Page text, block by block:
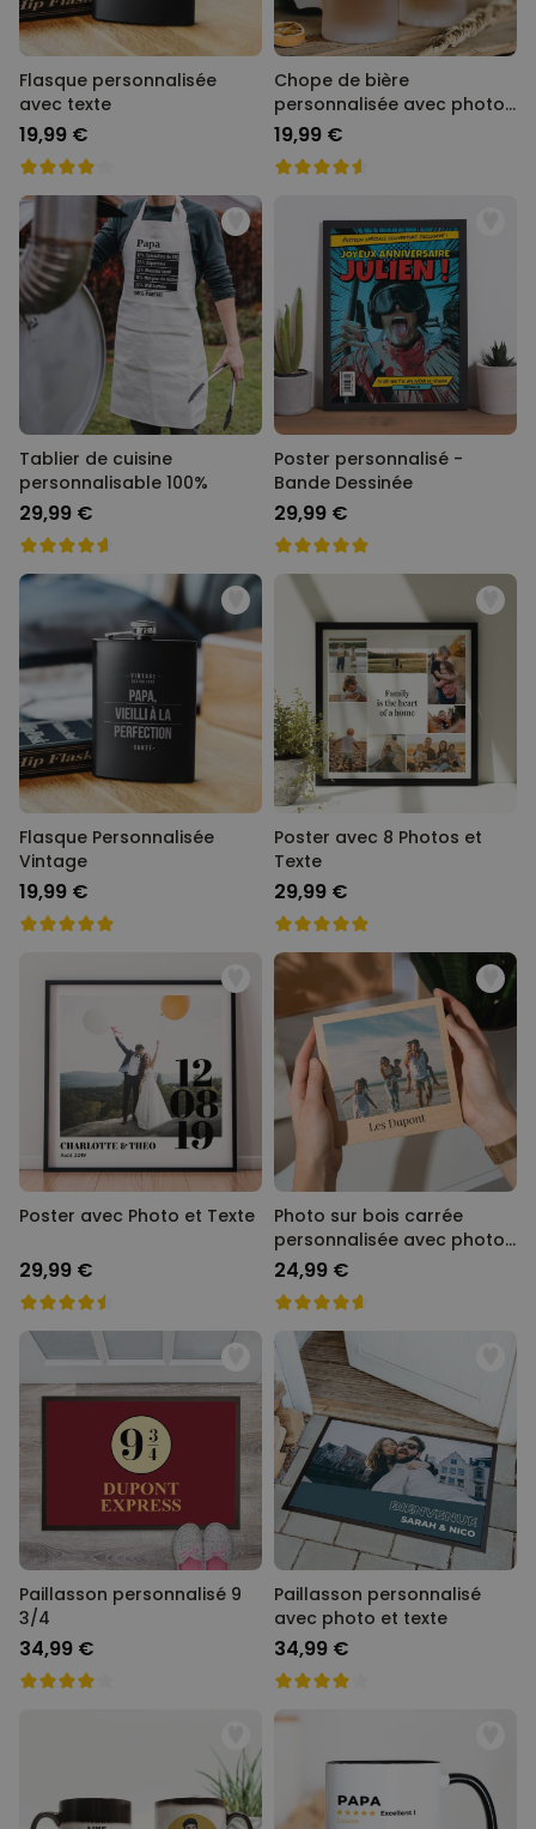
Flasque personnalisée
avec texte
19,99 €
Chope de bière
personnalisée avec photo
et texte
19,99 €
Tablier de cuisine
personnalisable 100%
29,99 €
Poster personnalisé -
Bande Dessinée
29,99 €
Flasque Personnalisée
Vintage
19,99 €
Poster avec 8 Photos et
Texte
29,99 €
Poster avec Photo et Texte
29,99 €
Photo sur bois carrée
personnalisée avec photo
et texte
24,99 €
Paillasson personnalisé 9
3/4
34,99 €
Paillasson personnalisé
avec photo et texte
34,99 €